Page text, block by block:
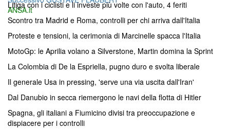
articolisuccessivo:
ANSA.it
Litiga con i ciclisti e li investe più volte con l'auto, 4 feriti
Scontro tra Madrid e Roma, controlli per chi arriva dall'Italia
Proteste e tensioni, la cerimonia di Marcinelle spacca l'Italia
MotoGp: le Aprilia volano a Silverstone, Martin domina la Sprint
La Colombia di De la Espriella, pugno duro e svolta liberale
Il generale Usa in pressing, 'serve una via uscita dall'Iran'
Dal Danubio in secca riemergono le navi della flotta di Hitler
Spagna, gli italiani a Fiumicino divisi tra preoccupazione e
dispiacere per i controlli